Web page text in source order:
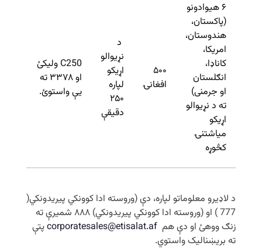
C250 ولیکئ
او ۳۳۷۸ ته
یې واستوئ.
د
نړیوالو
اړیکو
لپاره
۲۵۰
دقیقې
۵۰۰
افغانۍ
۶ هیوادونو
(پاکستان،
هندوستان،
امریکا،
کاناډا،
انګلستان
او جرمنی)
ته د نړیوالو
اړیکو
میاشتنۍ
کڅوړه
د لاډیرو معلوماتو لپاره، دې (وروسته ادا کوونکي پیریدونکي(
777 ) او (وروسته ادا کوونکي پیریدونکي) ۸۸۸ شمیرې ته
زنګ ووهئ او دې هم corporatesales@etisalat.afپتې
ته بریښنالیک واستوي.